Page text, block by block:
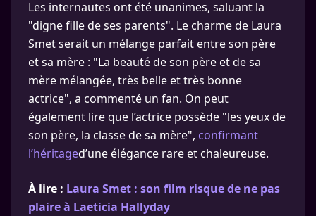
Les internautes ont été unanimes, saluant la
"digne fille de ses parents". Le charme de Laura
Smet serait un mélange parfait entre son père
et sa mère : "La beauté de son père et de sa
mère mélangée, très belle et très bonne
actrice", a commenté un fan. On peut
également lire que l’actrice possède "les yeux de
son père, la classe de sa mère", confirmant
l’héritaged’une élégance rare et chaleureuse.
À lire : Laura Smet : son film risque de ne pas
plaire à Laeticia Hallyday